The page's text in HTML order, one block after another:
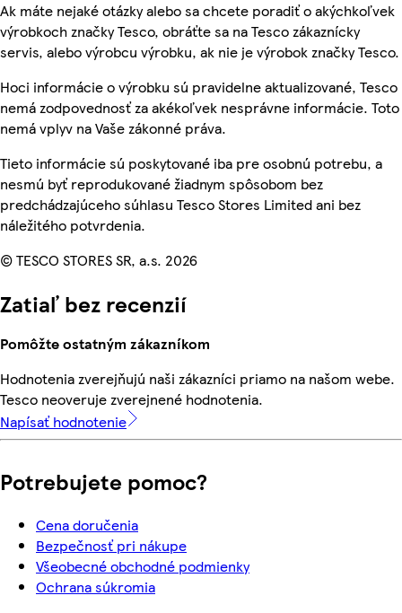
Ak máte nejaké otázky alebo sa chcete poradiť o akýchkoľvek
výrobkoch značky Tesco, obráťte sa na Tesco zákaznícky
servis, alebo výrobcu výrobku, ak nie je výrobok značky Tesco.
Hoci informácie o výrobku sú pravidelne aktualizované, Tesco
nemá zodpovednosť za akékoľvek nesprávne informácie. Toto
nemá vplyv na Vaše zákonné práva.
Tieto informácie sú poskytované iba pre osobnú potrebu, a
nesmú byť reprodukované žiadnym spôsobom bez
predchádzajúceho súhlasu Tesco Stores Limited ani bez
náležitého potvrdenia.
© TESCO STORES SR, a.s. 2026
Zatiaľ bez recenzií
Pomôžte ostatným zákazníkom
Hodnotenia zverejňujú naši zákazníci priamo na našom webe.
Tesco neoveruje zverejnené hodnotenia.
Napísať hodnotenie
Potrebujete pomoc?
Cena doručenia
Bezpečnosť pri nákupe
Všeobecné obchodné podmienky
Ochrana súkromia